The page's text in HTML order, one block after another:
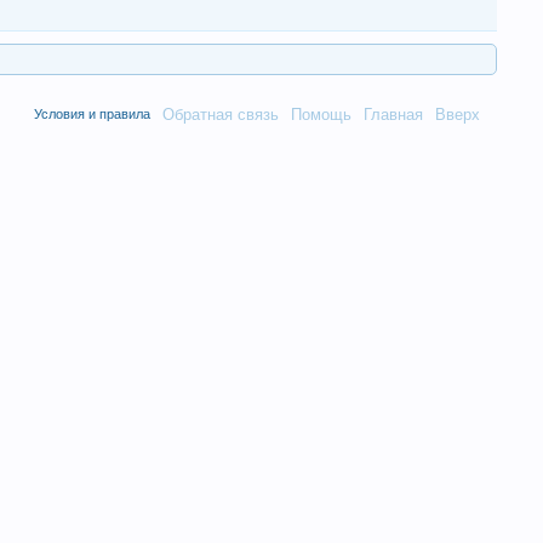
Обратная связь Помощь Главная Вверх
Условия и правила